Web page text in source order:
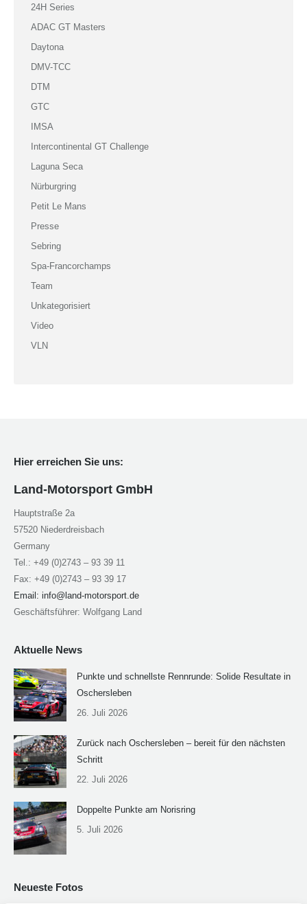
24H Series
ADAC GT Masters
Daytona
DMV-TCC
DTM
GTC
IMSA
Intercontinental GT Challenge
Laguna Seca
Nürburgring
Petit Le Mans
Presse
Sebring
Spa-Francorchamps
Team
Unkategorisiert
Video
VLN
Hier erreichen Sie uns:
Land-Motorsport GmbH
Hauptstraße 2a
57520 Niederdreisbach
Germany
Tel.: +49 (0)2743 – 93 39 11
Fax: +49 (0)2743 – 93 39 17
Email: info@land-motorsport.de
Geschäftsführer: Wolfgang Land
Aktuelle News
Punkte und schnellste Rennrunde: Solide Resultate in
Oschersleben
26. Juli 2026
Zurück nach Oschersleben – bereit für den nächsten
Schritt
22. Juli 2026
Doppelte Punkte am Norisring
5. Juli 2026
Neueste Fotos